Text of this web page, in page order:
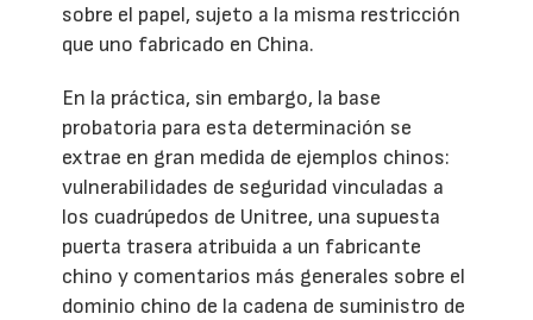
sobre el papel, sujeto a la misma restricción
que uno fabricado en China.
En la práctica, sin embargo, la base
probatoria para esta determinación se
extrae en gran medida de ejemplos chinos:
vulnerabilidades de seguridad vinculadas a
los cuadrúpedos de Unitree, una supuesta
puerta trasera atribuida a un fabricante
chino y comentarios más generales sobre el
dominio chino de la cadena de suministro de